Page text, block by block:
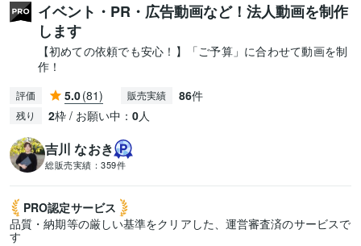
イベント・PR・広告動画など！法人動画を制作
します
【初めての依頼でも安心！】「ご予算」に合わせて動画を制
作！
評価 5.0(81) 販売実績 86件
残り 2枠 / お願い中： 0人
吉川 なおき
総販売実績： 359件
PRO認定サービス
品質・納期等の厳しい基準をクリアした、運営審査済のサービスで
す